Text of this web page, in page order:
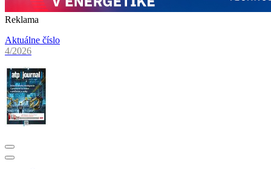
Reklama
Aktuálne číslo
4/2026